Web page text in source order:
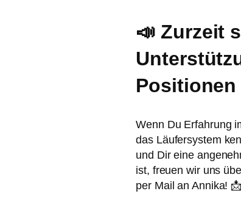
📣 Zurzeit
Wenn Du Erfahrung
das Läufersystem
und Dir eine
ist, freuen wir uns
per Mail an Annika! 📩